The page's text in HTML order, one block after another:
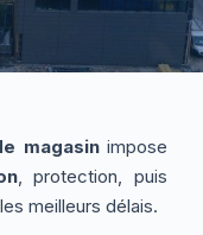
magasinimpose
, protection, puis
meilleurs délais.